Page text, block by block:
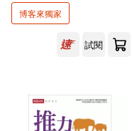
可超商取貨(5)
可港澳店取(5)
可新加坡店取(5)
博客來獨家
試閱